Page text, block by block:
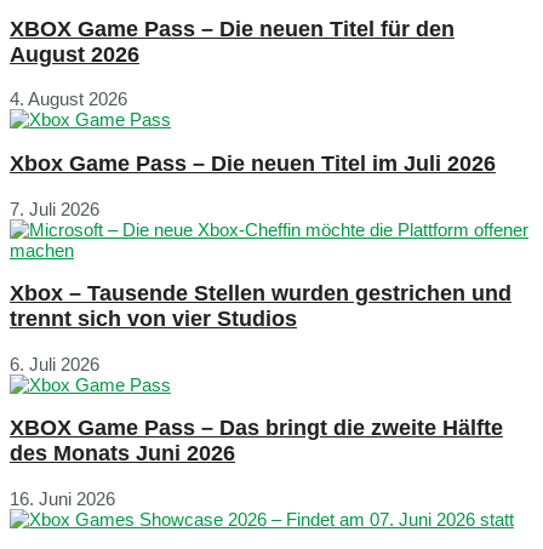
XBOX Game Pass – Die neuen Titel für den
August 2026
4. August 2026
Xbox Game Pass – Die neuen Titel im Juli 2026
7. Juli 2026
Xbox – Tausende Stellen wurden gestrichen und
trennt sich von vier Studios
6. Juli 2026
XBOX Game Pass – Das bringt die zweite Hälfte
des Monats Juni 2026
16. Juni 2026